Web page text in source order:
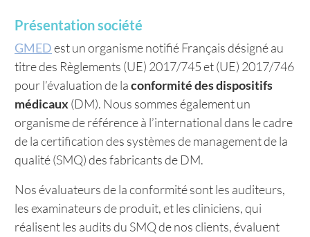
Présentation société
GMEDest un organisme notifié Français désigné au
titre des Règlements (UE) 2017/745 et (UE) 2017/746
pour l’évaluation de laconformité des dispositifs
médicaux (DM). Nous sommes également un
organisme de référence à l’international dans le cadre
de la certification des systèmes de management de la
qualité (SMQ) des fabricants de DM.
Nos évaluateurs de la conformité sont les auditeurs,
les examinateurs de produit, et les cliniciens, qui
réalisent les audits du SMQ de nos clients, évaluent